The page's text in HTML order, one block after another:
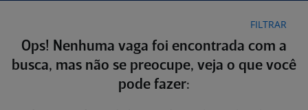
FILTRAR
Ops! Nenhuma vaga foi encontrada com a
busca, mas não se preocupe, veja o que você
pode fazer: